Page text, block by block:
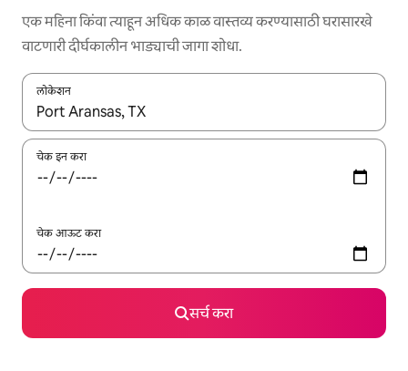
एक महिना किंवा त्याहून अधिक काळ वास्तव्य करण्यासाठी घरासारखे
वाटणारी दीर्घकालीन भाड्याची जागा शोधा.
लोकेशन
जेव्हा परिणाम उपलब्ध असतील, तेव्हा वरच्या आणि खाली बाणांच्या किजसह
चेक इन करा
चेक आऊट करा
सर्च करा